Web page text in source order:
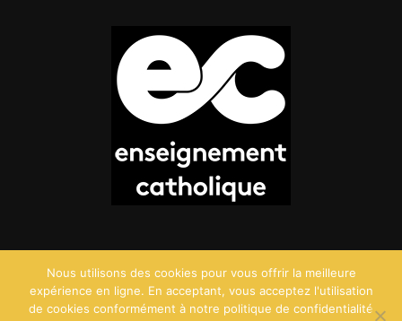
Nous utilisons des cookies pour vous offrir la meilleure
expérience en ligne. En acceptant, vous acceptez l'utilisation
de cookies conformément à notre politique de confidentialité